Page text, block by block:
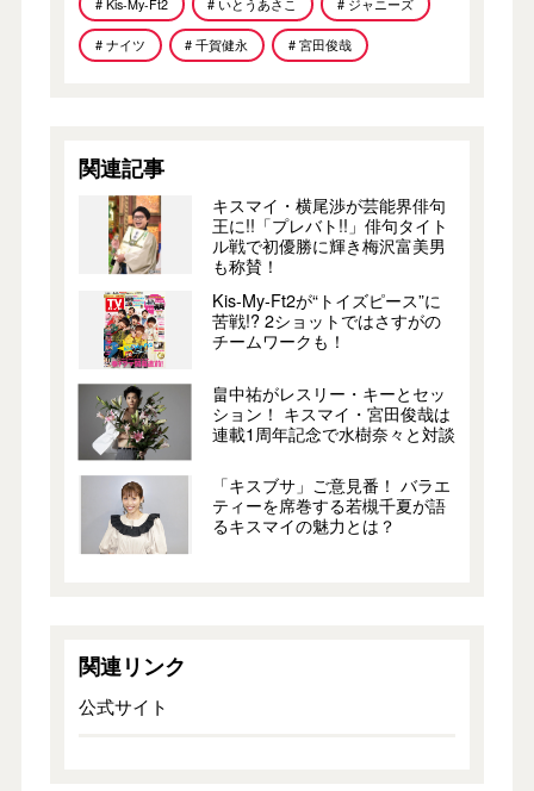
# Kis-My-Ft2 # いとうあさこ # ジャニーズ
# ナイツ # 千賀健永 # 宮田俊哉
関連記事
キスマイ・横尾渉が芸能界俳句
王に!!「プレバト!!」俳句タイト
ル戦で初優勝に輝き梅沢富美男
も称賛！
Kis-My-Ft2が“トイズピース”に
苦戦!? 2ショットではさすがの
チームワークも！
畠中祐がレスリー・キーとセッ
ション！ キスマイ・宮田俊哉は
連載1周年記念で水樹奈々と対談
「キスブサ」ご意見番！ バラエ
ティーを席巻する若槻千夏が語
るキスマイの魅力とは？
関連リンク
公式サイト